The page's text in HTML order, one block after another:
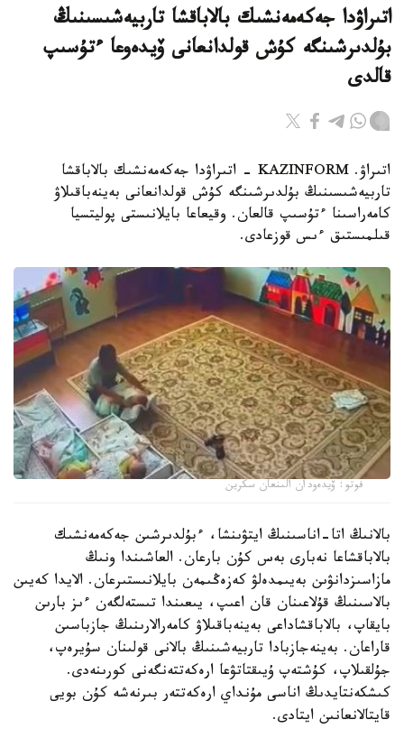
اتىراۋدا جەكەمەنشىك بالاباقشا تاربيەشىسىنىڭ
بۇلدىرشىنگە كۇش قولدانعانى ۆيدەوعا ءتۇسىپ
قالدى
اتىراۋ. KAZINFORM - اتىراۋدا جەكەمەنشىك بالاباقشا
تاربيەشىسىنىڭ بۇلدىرشىنگە كۇش قولدانعانى بەينەباقىلاۋ
كامەراسىنا ءتۇسىپ قالعان. وقيعاعا بايلانىستى پوليتسيا
قىلمىستىق ءىس قوزعادى.
فوتو: ۆيدەودان الىنعان سكرين
بالانىڭ اتا-اناسىنىڭ ايتۋىنشا، ءبۇلدىرشىن جەكەمەنشىك
بالاباقشاعا نەبارى بەس كۇن بارعان. العاشىندا ونىڭ
مازاسىزدانۋىن بەيىمدەلۋ كەزەڭىمەن بايلانىستىرعان. الايدا كەيىن
بالاسىنىڭ قۇلاعىنان قان اعىپ، يىعىندا تىستەلگەن ءىز بارىن
بايقاپ، بالاباقشاداعى بەينەباقىلاۋ كامەرالارىنىڭ جازباسىن
قاراعان. بەينەجازبادا تاربيەشىنىڭ بالانى قولىنان سۇيرەپ،
جۇلقىلاپ، كۇشتەپ ۇيىقتاتۋعا ارەكەتتەنگەنى كورىنەدى.
كىشكەنتايدىڭ اناسى مۇنداي ارەكەتتەر بىرنەشە كۇن بويى
قايتالانعانىن ايتادى.